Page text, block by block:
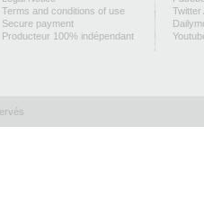
Terms and conditions of use
Secure payment
Producteur 100% indépendant
Twitter